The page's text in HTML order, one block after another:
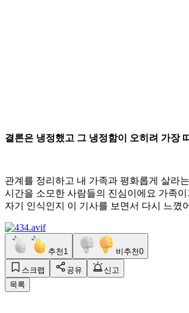
결론은 냉정했고 그 냉정함이 오히려 가장
관계를 정리하고 내 가족과 평화롭게 살라
시간을 소모한 사람들의 진심이에요 가족
자기 인식인지 이 기사를 보면서 다시 느꼈
추천 1 비추천0
스크랩 공유
신고
목록